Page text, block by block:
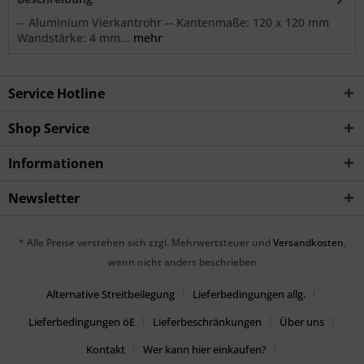
-- Aluminium Vierkantrohr -- Kantenmaße: 120 x 120 mm
Wandstärke: 4 mm... mehr
Service Hotline
Shop Service
Informationen
Newsletter
* Alle Preise verstehen sich zzgl. Mehrwertsteuer und Versandkosten,
wenn nicht anders beschrieben
Alternative Streitbeilegung
Lieferbedingungen allg.
Lieferbedingungen öE
Lieferbeschränkungen
Über uns
Kontakt
Wer kann hier einkaufen?